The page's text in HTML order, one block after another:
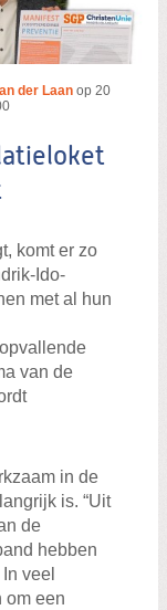
Zoeken
der Laan op 20
komt er zo
Ido-
met al hun
van de
in de
is. “Uit
de
hebben
veel
om een